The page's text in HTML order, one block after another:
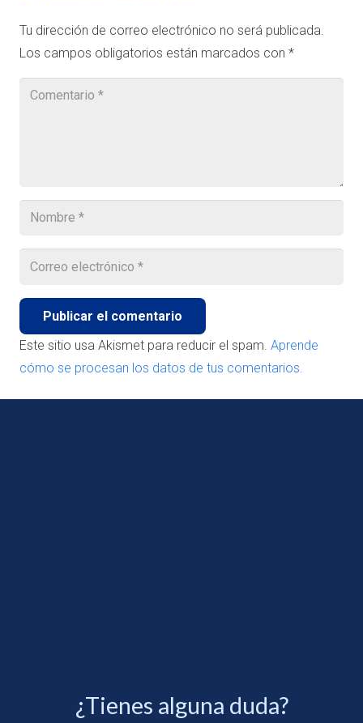
Tu dirección de correo electrónico no será publicada.
Los campos obligatorios están marcados con *
Publicar el comentario
Este sitio usa Akismet para reducir el spam. Aprende
cómo se procesan los datos de tus comentarios.
¿Tienes alguna duda?